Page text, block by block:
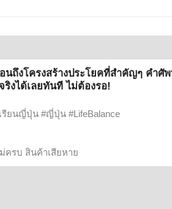
งโครงสร้างประโยคที่สำคัญๆ คำศัพ
งได้เลยทันที ไม่ต้องรอ!
ยนญี่ปุ่น #ญี่ปุ่น #LifeBalance
ครบ สินค้าเสียหาย